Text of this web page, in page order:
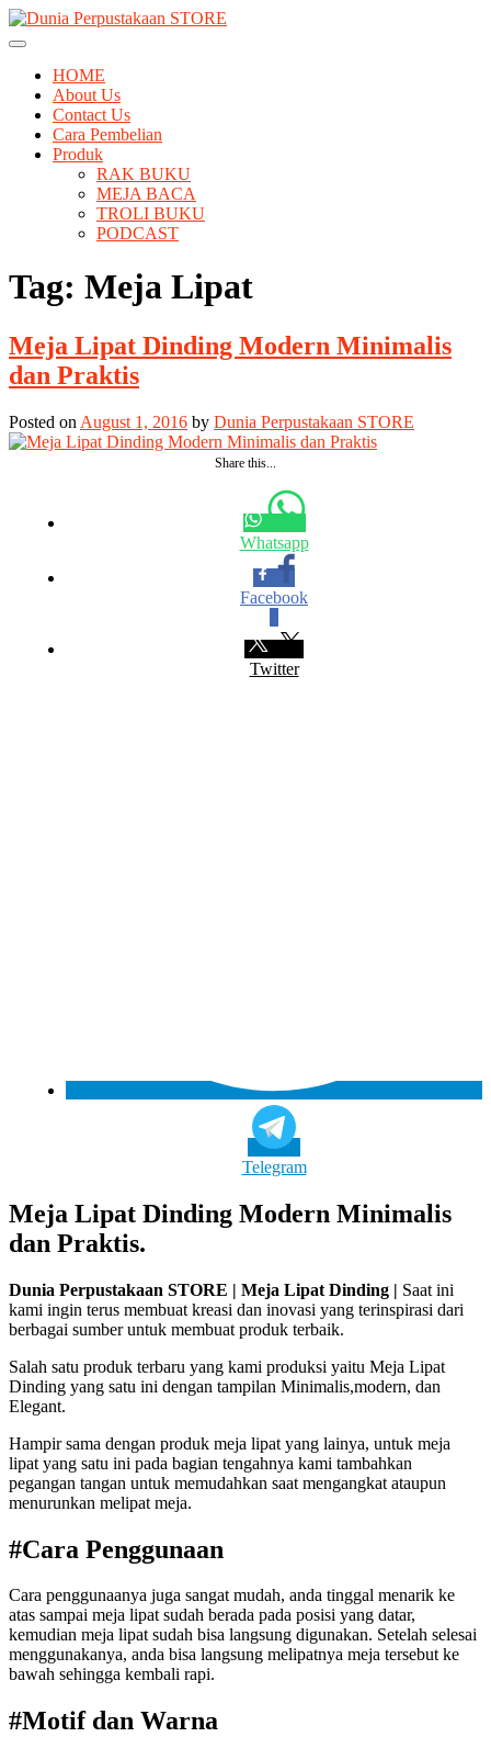
Skip
to
Tempat Berbelanja Semua Kebutuhan Perpustakaan Anda
HOME
About Us
Contact Us
Cara Pembelian
Produk
RAK BUKU
MEJA BACA
TROLI BUKU
PODCAST
Tag: Meja Lipat
Meja Lipat Dinding Modern Minimalis
dan Praktis
Posted on August 1, 2016 by Dunia Perpustakaan STORE
Share this...
Whatsapp
Facebook
Twitter
Telegram
Meja Lipat Dinding Modern Minimalis
dan Praktis.
Dunia Perpustakaan STORE | Meja Lipat Dinding | Saat ini
kami ingin terus membuat kreasi dan inovasi yang terinspirasi dari
berbagai sumber untuk membuat produk terbaik.
Salah satu produk terbaru yang kami produksi yaitu Meja Lipat
Dinding yang satu ini dengan tampilan Minimalis,modern, dan
Elegant.
Hampir sama dengan produk meja lipat yang lainya, untuk meja
lipat yang satu ini pada bagian tengahnya kami tambahkan
pegangan tangan untuk memudahkan saat mengangkat ataupun
menurunkan melipat meja.
#Cara Penggunaan
Cara penggunaanya juga sangat mudah, anda tinggal menarik ke
atas sampai meja lipat sudah berada pada posisi yang datar,
kemudian meja lipat sudah bisa langsung digunakan. Setelah selesai
menggunakanya, anda bisa langsung melipatnya meja tersebut ke
bawah sehingga kembali rapi.
#Motif dan Warna